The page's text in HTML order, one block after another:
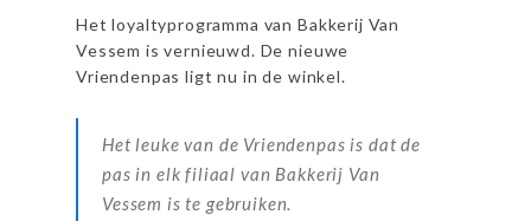
Het loyaltyprogramma van Bakkerij Van
Vessem is vernieuwd. De nieuwe
Vriendenpas ligt nu in de winkel.
Het leuke van de Vriendenpas is dat de
pas in elk filiaal van Bakkerij Van
Vessem is te gebruiken.